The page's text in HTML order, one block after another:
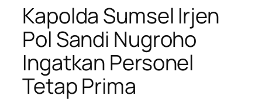
Kapolda Sumsel Irjen
Pol Sandi Nugroho
Ingatkan Personel
Tetap Prima